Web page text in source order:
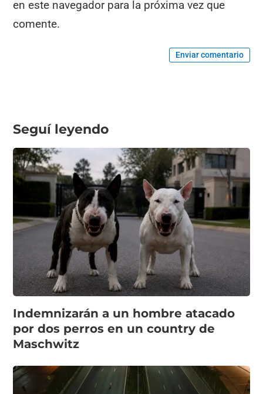
en este navegador para la próxima vez que
comente.
Enviar comentario
Seguí leyendo
Indemnizarán a un hombre atacado
por dos perros en un country de
Maschwitz